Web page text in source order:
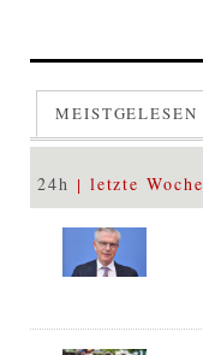
MEISTGELESEN
24h letzte Woche